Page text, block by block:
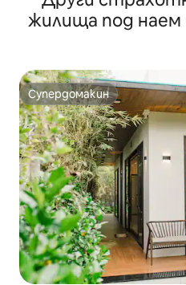
жилища под наем
Супердомакин
Супердомакин